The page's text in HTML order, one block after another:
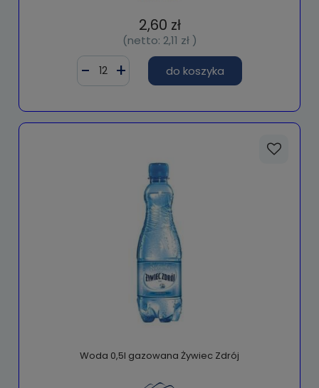
2,60 zł
(netto: 2,11 zł)
do koszyka
Woda 0,5l gazowana Żywiec Zdrój